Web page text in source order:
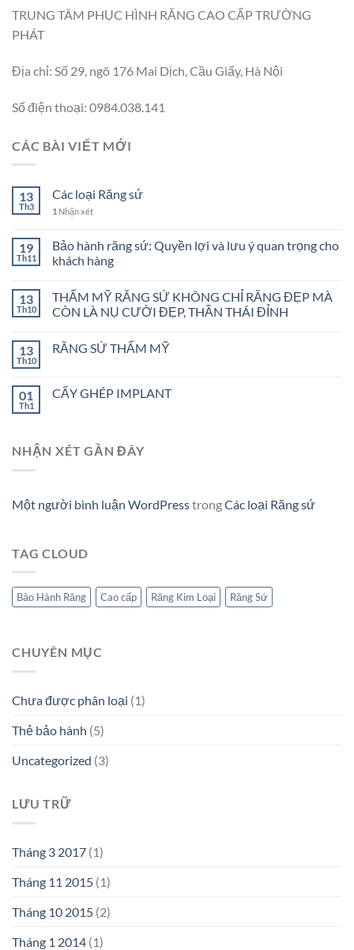
TRUNG TÂM PHỤC HÌNH RĂNG CAO CẤP TRƯỜNG
PHÁT
Địa chỉ: Số 29, ngõ 176 Mai Dịch, Cầu Giấy, Hà Nội
Số điện thoại: 0984.038.141
CÁC BÀI VIẾT MỚI
13
Th3
Các loại Răng sứ
1 Nhận xét
19
Th11
Bảo hành răng sứ: Quyền lợi và lưu ý quan trọng cho
khách hàng
13
Th10
THẨM MỸ RĂNG SỨ KHÔNG CHỈ RĂNG ĐẸP MÀ
CÒN LÀ NỤ CƯỜI ĐẸP, THẦN THÁI ĐỈNH
13
Th10
RĂNG SỨ THẨM MỸ
01
Th1
CẤY GHÉP IMPLANT
NHẬN XÉT GẦN ĐÂY
Một người bình luận WordPresstrongCác loại Răng sứ
TAG CLOUD
Bảo Hành Răng Cao cấp Răng Kim Loại Răng Sứ
CHUYÊN MỤC
Chưa được phân loại (1)
Thẻ bảo hành (5)
Uncategorized (3)
LƯU TRỮ
Tháng 3 2017 (1)
Tháng 11 2015 (1)
Tháng 10 2015 (2)
Tháng 1 2014 (1)